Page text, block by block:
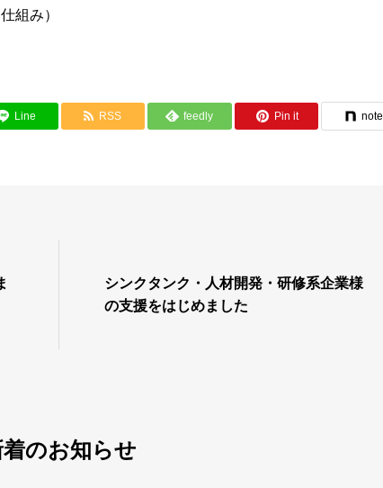
組み）
Line RSS feedly Pin it note
シンクタンク・人材開発・研修系企業様
の支援をはじめました
着のお知らせ